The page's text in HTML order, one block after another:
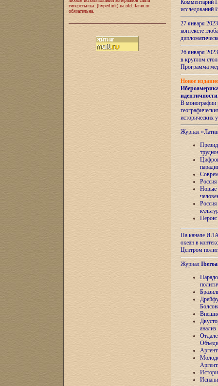
гиперссылка (hyperlink) на old.ilaran.ru
обязательна.
Комментарий
27 января
контексте
26 января
в круглом
Программа
Новое
идентичности
В монографии
исторических
Журнал
Новые
Перон:
На канале
океан в
Центром
Журнал
анализ